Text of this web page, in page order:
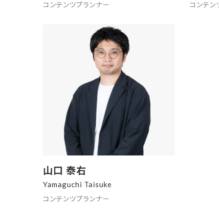
コンテンツプランナー コンテン
山口 泰右
Yamaguchi Taisuke
コンテンツプランナー